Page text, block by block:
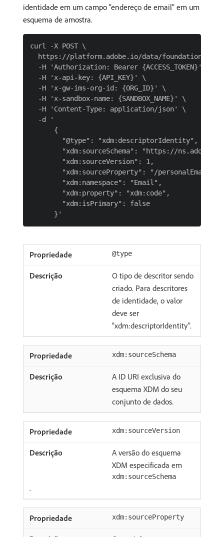
identidade em um campo “endereço de email” em um
esquema de amostra.
curl -X POST \
https://platform.adobe.io/data/foundation/
  -H 'Authorization: Bearer {ACCESS_TOKEN}' \
  -H 'x-api-key: {API_KEY}' \
  -H 'x-gw-ims-org-id: {ORG_ID}' \
  -H 'x-sandbox-name: {SANDBOX_NAME}' \
  -H 'Content-Type: application/json' \
  -d '
      {
        "@type": "xdm:descriptorIdentity",
"xdm:sourceSchema": "https://
        "xdm:sourceVersion": 1,
"xdm:sourceProperty": "/personalEmail/
        "xdm:namespace": "Email",
        "xdm:property": "xdm:code",
        "xdm:isPrimary": false
@type
O tipo de descritor sendo
criado. Para descritores
de identidade, o valor
deve ser
“xdm:descriptorIdentity”.
xdm:sourceSchema
A ID URI exclusiva do
esquema XDM do seu
conjunto de dados.
xdm:sourceVersion
A versão do esquema
XDM especificada em
xdm:sourceSchema
.
xdm:sourceProperty